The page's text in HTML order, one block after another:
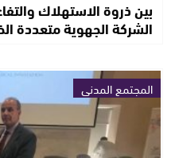
بين ذروة الاستهلاك
الشركة الجهوية متعددة
المجتمع المدني